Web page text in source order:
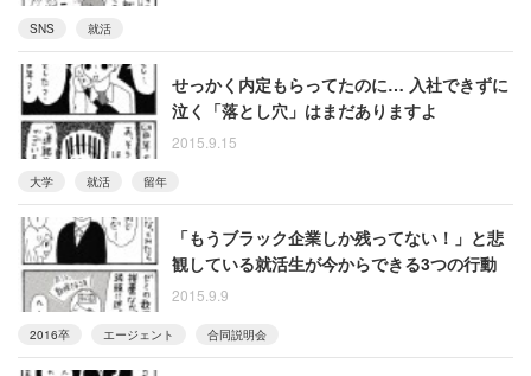
SNS 就活
せっかく内定もらってたのに… 入社できずに
泣く「落とし穴」はまだありますよ
2015.9.15
大学 就活 留年
「もうブラック企業しか残ってない！」と悲
観している就活生が今からできる3つの行動
2015.9.9
2016卒 エージェント 合同説明会